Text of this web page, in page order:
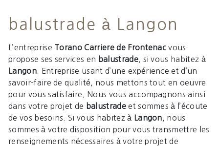
balustrade à Langon
L’entreprise Torano Carriere de Frontenac vous
propose ses services en balustrade, si vous habitez à
Langon. Entreprise usant d’une expérience et d’un
savoir-faire de qualité, nous mettons tout en oeuvre
pour vous satisfaire. Nous vous accompagnons ainsi
dans votre projet de balustradeet sommes à l’écoute
de vos besoins. Si vous habitez à
Langon , nous
sommes à votre disposition pour vous transmettre les
renseignements nécessaires à votre projet de